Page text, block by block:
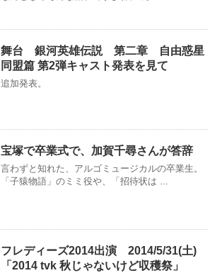
舞台 銀河英雄伝説 第二章 自由惑星
同盟篇 第2弾キャスト発表を見て
追加発表。
宝塚で卒業式で、加賀千尋さんが答辞
言わずと知れた、アルゴミュージカルの卒業生。
「子猿物語」のミミ役や、「招待状は ...
フレディーズ2014出演 2014/5/31(土)
「2014 tvk 秋じゃないけど収穫祭」